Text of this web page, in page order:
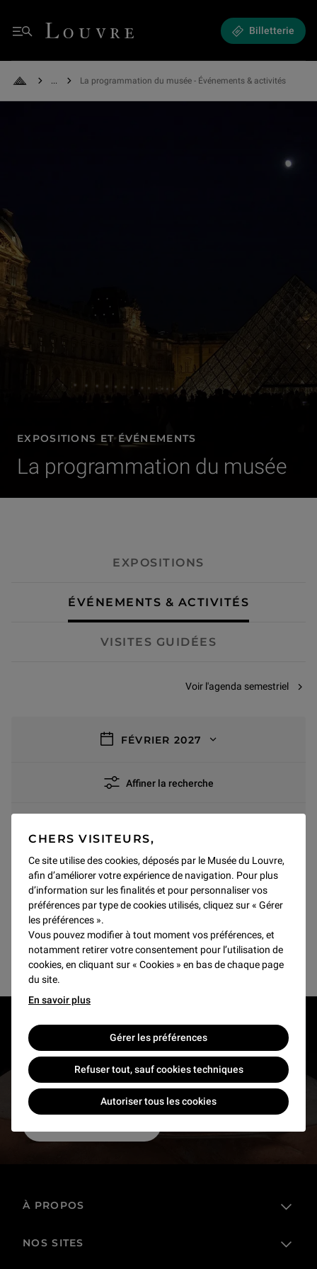
CHERS VISITEURS,
Ce site utilise des cookies, déposés par le Musée du Louvre,
afin d’améliorer votre expérience de navigation. Pour plus
d’information sur les finalités et pour personnaliser vos
préférences par type de cookies utilisés, cliquez sur « Gérer
les préférences ».
Vous pouvez modifier à tout moment vos préférences, et
notamment retirer votre consentement pour l’utilisation de
cookies, en cliquant sur « Cookies » en bas de chaque page
du site.
En savoir plus
Gérer les préférences
Refuser tout, sauf cookies techniques
Autoriser tous les cookies
Menu
Louvre - Retour à l'accueil Billetterie
Retour à l'accueil
See all breadcrumbs
La programmation du musée - Événements & activités
EXPOSITIONS ET ÉVÉNEMENTS
La programmation du musée
EXPOSITIONS
ÉVÉNEMENTS & ACTIVITÉS
VISITES GUIDÉES
Voir l'agenda semestriel
FÉVRIER 2027
Affiner la recherche
FÉVRIER 2027
Pas de résultats pour ce mois
RESTONS EN CONTACT
Recevez des nouvelles du Louvre selon vos goûts
À PROPOS
L'établissement public
NOS SITES